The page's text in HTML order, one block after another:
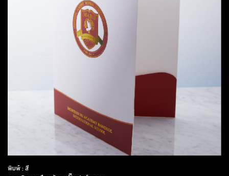
พิมพ์ : สี